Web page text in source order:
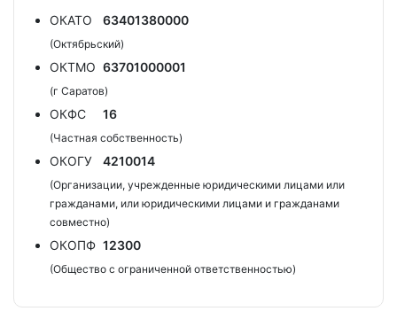
ОКАТО
63401380000
(Октябрьский)
ОКТМО 63701000001
(г Саратов)
ОКФС 16
(Частная собственность)
ОКОГУ 4210014
(Организации, учрежденные юридическими лицами или
гражданами, или юридическими лицами и гражданами
совместно)
ОКОПФ 12300
(Общество с ограниченной ответственностью)